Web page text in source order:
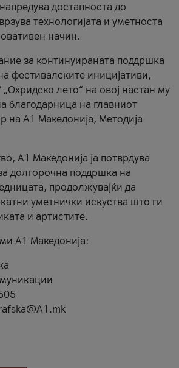
достапноста до
технологијата и уметноста
начин.
за континуираната поддршка
фестивалските иницијативи,
лето“ на овој настан му
благодарница на главниот
на A1 Македонија, Методија
A1 Македонија ја потврдува
долгорочна поддршка на
продолжувајќи да
уметнички искуства што ги
и артистите.
А1 Македонија: